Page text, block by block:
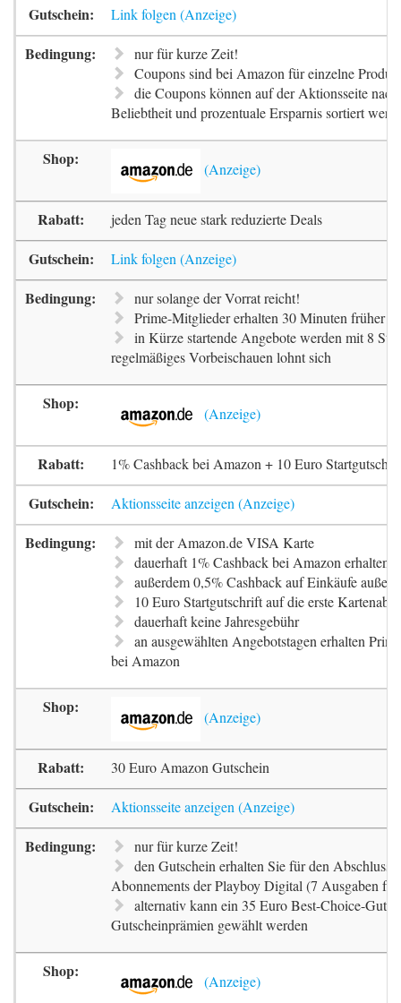
Link folgen
nur für kurze Zeit!
Coupons sind bei Amazon für einzelne
die Coupons können auf der Aktionsseite
Beliebtheit und prozentuale Ersparnis sortiert
jeden Tag neue stark reduzierte Deals
Link folgen
nur solange der Vorrat reicht!
Prime-Mitglieder erhalten 30 Minuten früher
in Kürze startende Angebote werden mit 8
regelmäßiges Vorbeischauen lohnt sich
1% Cashback bei Amazon + 10 Euro
Aktionsseite anzeigen
mit der Amazon.de VISA Karte
dauerhaft 1% Cashback bei Amazon erhalten
außerdem 0,5% Cashback auf Einkäufe
10 Euro Startgutschrift auf die erste
dauerhaft keine Jahresgebühr
an ausgewählten Angebotstagen erhalten
bei Amazon
30 Euro Amazon Gutschein
Aktionsseite anzeigen
nur für kurze Zeit!
den Gutschein erhalten Sie für den Abschluss
Abonnements der Playboy Digital (7 Ausgaben
alternativ kann ein 35 Euro Best-Choice-
Gutscheinprämien gewählt werden